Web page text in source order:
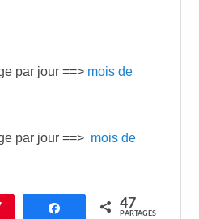
par jour ==> mois de
par jour ==> mois de
Partagez 47
PARTAGES